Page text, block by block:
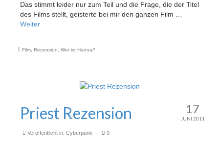
Das stimmt leider nur zum Teil und die Frage, die der Titel
des Films stellt, geisterte bei mir den ganzen Film …
Weiter
Film, Rezension, Wer ist Hanna?
17
JUNI 2011
Priest Rezension
Veröffentlicht in: Cyberpunk | 0